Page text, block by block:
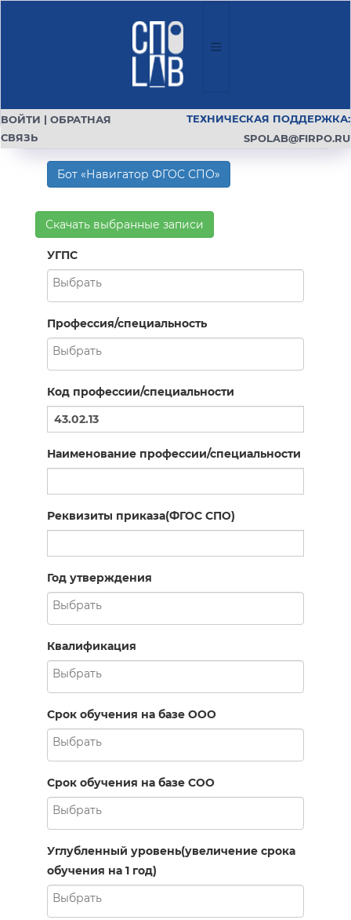
ВОЙТИ | ОБРАТНАЯ
СВЯЗЬ
ТЕХНИЧЕСКАЯ ПОДДЕРЖКА:
SPOLAB@FIRPO.RU
Бот «Навигатор ФГОС СПО»
Скачать выбранные записи
УГПС
Профессия/специальность
Код профессии/специальности
Наименование профессии/специальности
Реквизиты приказа(ФГОС СПО)
Год утверждения
Квалификация
Срок обучения на базе ООО
Срок обучения на базе СОО
Углубленный уровень(увеличение срока
обучения на 1 год)